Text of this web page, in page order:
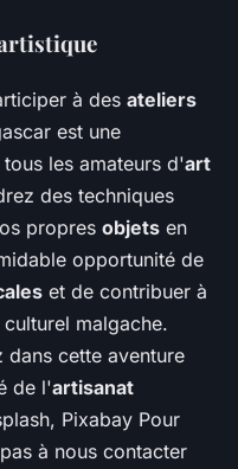
à des ateliers
est une
les amateurs d'art
des techniques
propres objets en
opportunité de
et de contribuer à
culturel malgache.
cette aventure
de l'artisanat
Pixabay Pour
à nous contacter